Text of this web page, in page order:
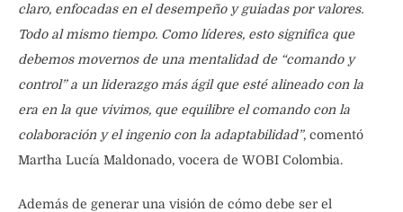
claro, enfocadas en el desempeño y guiadas por valores.
Todo al mismo tiempo. Como líderes, esto significa que
debemos movernos de una mentalidad de “comando y
control” a un liderazgo más ágil que esté alineado con la
era en la que vivimos, que equilibre el comando con la
colaboración y el ingenio con la adaptabilidad”, comentó
Martha Lucía Maldonado, vocera de WOBI Colombia.
Además de generar una visión de cómo debe ser el